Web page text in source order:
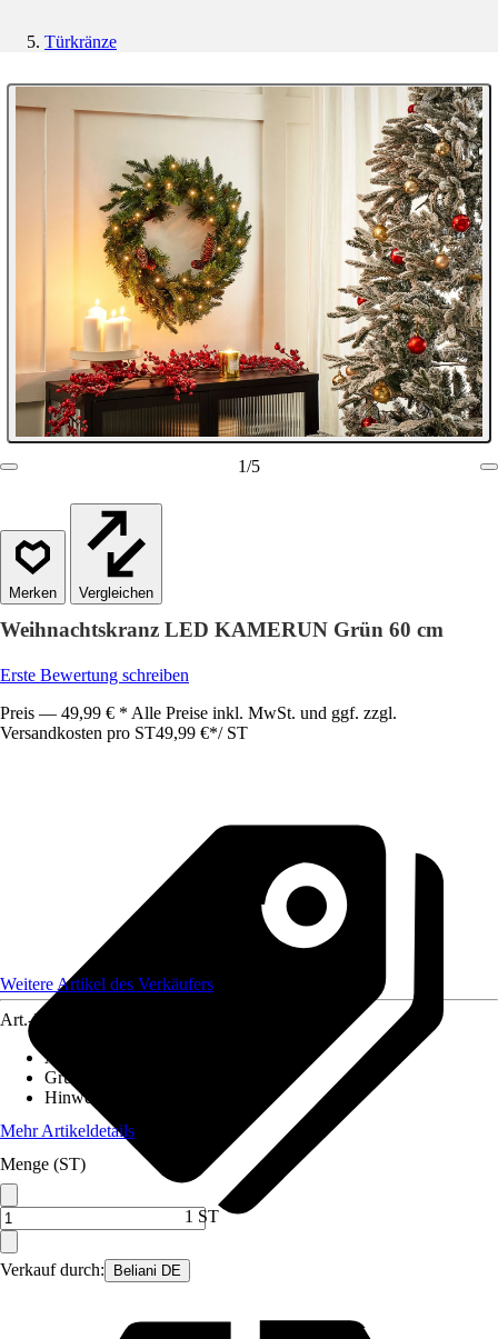
Türkränze
1/5
Vergleichen
Weihnachtskranz LED KAMERUN Grün 60 cm
Erste Bewertung schreiben
Preis — 49,99 € * Alle Preise inkl. MwSt. und ggf. zzgl.
Versandkosten pro ST49,99 €*/ ST
Verkauf durch: Beliani DE
Weitere Artikel des Verkäufers
Art.-Nr.
Artikeltyp
Grundfarbe
Hinweis
Mehr Artikeldetails
Menge (ST)
1 ST